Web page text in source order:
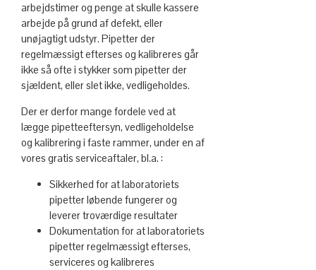
arbejdstimer og penge at skulle kassere
arbejde på grund af defekt, eller
unøjagtigt udstyr. Pipetter der
regelmæssigt efterses og kalibreres går
ikke så ofte i stykker som pipetter der
sjældent, eller slet ikke, vedligeholdes.
Der er derfor mange fordele ved at
lægge pipetteeftersyn, vedligeholdelse
og kalibrering i faste rammer, under en af
vores gratis serviceaftaler, bl.a. :
Sikkerhed for at laboratoriets
pipetter løbende fungerer og
leverer troværdige resultater
Dokumentation for at laboratoriets
pipetter regelmæssigt efterses,
serviceres og kalibreres